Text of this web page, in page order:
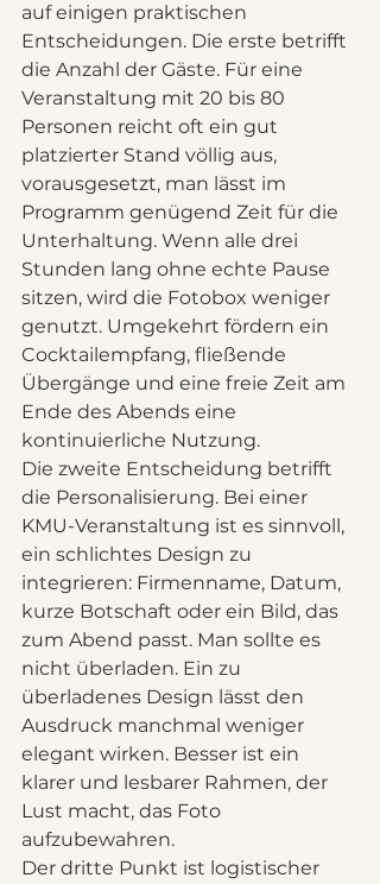
auf einigen praktischen
Entscheidungen. Die erste betrifft
die Anzahl der Gäste. Für eine
Veranstaltung mit 20 bis 80
Personen reicht oft ein gut
platzierter Stand völlig aus,
vorausgesetzt, man lässt im
Programm genügend Zeit für die
Unterhaltung. Wenn alle drei
Stunden lang ohne echte Pause
sitzen, wird die Fotobox weniger
genutzt. Umgekehrt fördern ein
Cocktailempfang, fließende
Übergänge und eine freie Zeit am
Ende des Abends eine
kontinuierliche Nutzung.
Die zweite Entscheidung betrifft
die Personalisierung. Bei einer
KMU-Veranstaltung ist es sinnvoll,
ein schlichtes Design zu
integrieren: Firmenname, Datum,
kurze Botschaft oder ein Bild, das
zum Abend passt. Man sollte es
nicht überladen. Ein zu
überladenes Design lässt den
Ausdruck manchmal weniger
elegant wirken. Besser ist ein
klarer und lesbarer Rahmen, der
Lust macht, das Foto
aufzubewahren.
Der dritte Punkt ist logistischer